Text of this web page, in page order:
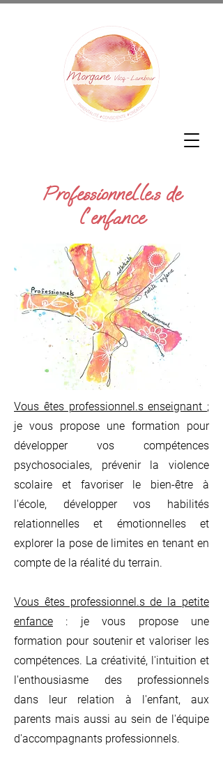
Professionnel.le.s de
l'enfance
Vous êtes professionnel.s enseignant ;
je vous propose une formation pour
développer vos compétences
psychosociales, prévenir la violence
scolaire et favoriser le bien-être à
l'école, développer vos habilités
relationnelles et émotionnelles et
explorer la pose de limites en tenant en
compte de la réalité du terrain.
Vous êtes professionnel.s de la petite
enfance : je vous propose une
formation pour soutenir et valoriser les
compétences. La créativité, l'intuition et
l'enthousiasme des professionnels
dans leur relation à l'enfant, aux
parents mais aussi au sein de l'équipe
d'accompagnants professionnels.